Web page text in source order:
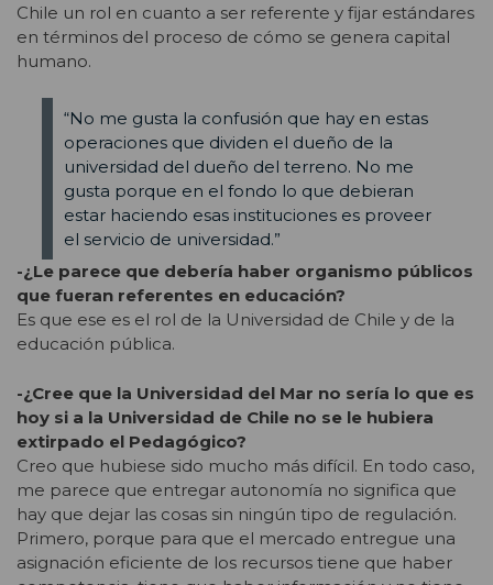
Chile un rol en cuanto a ser referente y fijar estándares
en términos del proceso de cómo se genera capital
humano.
“No me gusta la confusión que hay en estas
operaciones que dividen el dueño de la
universidad del dueño del terreno. No me
gusta porque en el fondo lo que debieran
estar haciendo esas instituciones es proveer
el servicio de universidad.”
-¿Le parece que debería haber organismo públicos
que fueran referentes en educación?
Es que ese es el rol de la Universidad de Chile y de la
educación pública.
-¿Cree que la Universidad del Mar no sería lo que es
hoy si a la Universidad de Chile no se le hubiera
extirpado el Pedagógico?
Creo que hubiese sido mucho más difícil. En todo caso,
me parece que entregar autonomía no significa que
hay que dejar las cosas sin ningún tipo de regulación.
Primero, porque para que el mercado entregue una
asignación eficiente de los recursos tiene que haber